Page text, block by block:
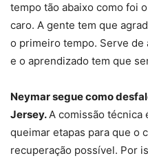
tempo tão abaixo como foi
caro. A gente tem que
o primeiro tempo. Serve
e o aprendizado tem que
Neymar segue como
Jersey.A comissão técnica
queimar etapas para que o
recuperação possível. Por